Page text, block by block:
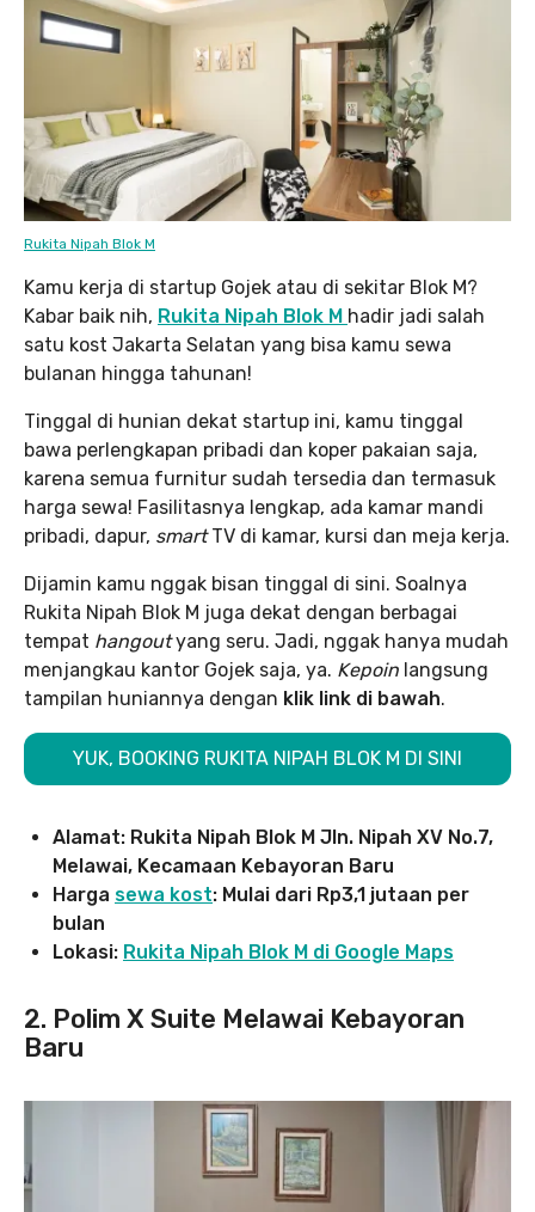
Rukita Nipah Blok M
Kamu kerja di startup Gojek atau di sekitar Blok M?
Kabar baik nih, Rukita Nipah Blok M hadir jadi salah
satu kost Jakarta Selatan yang bisa kamu sewa
bulanan hingga tahunan!
Tinggal di hunian dekat startup ini, kamu tinggal
bawa perlengkapan pribadi dan koper pakaian saja,
karena semua furnitur sudah tersedia dan termasuk
harga sewa! Fasilitasnya lengkap, ada kamar mandi
pribadi, dapur, smartTV di kamar, kursi dan meja kerja.
Dijamin kamu nggak bisan tinggal di sini. Soalnya
Rukita Nipah Blok M juga dekat dengan berbagai
tempat hangoutyang seru. Jadi, nggak hanya mudah
menjangkau kantor Gojek saja, ya. Kepoin langsung
tampilan huniannya dengan klik link di bawah.
YUK, BOOKING RUKITA NIPAH BLOK M DI SINI
Alamat: Rukita Nipah Blok M Jln. Nipah XV No.7,
Melawai, Kecamaan Kebayoran Baru
Harga sewa kost: Mulai dari Rp3,1 jutaan per
bulan
Lokasi: Rukita Nipah Blok M di Google Maps
2. Polim X Suite Melawai Kebayoran
Baru